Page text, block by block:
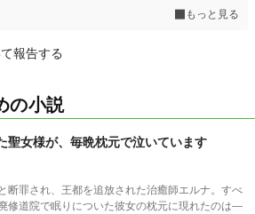
もっと見る
報告する
の小説
聖女様が、毎晩枕元で泣いています
断罪され、王都を追放された治癒師エルナ。すべ
修道院で眠りについた彼女の枕元に現れたのは―